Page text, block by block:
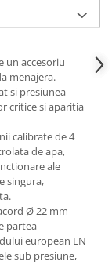
un accesoriu
menajera.
si presiunea
critice si aparitia
calibrate de 4
de apa,
ale
singura,
Ø 22 mm
partea
european EN
sub presiune,